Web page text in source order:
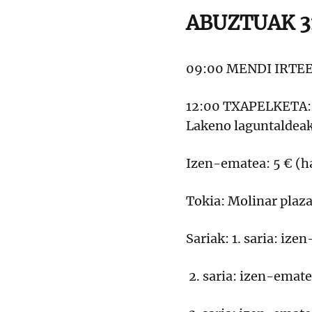
ABUZTUAK
09:00 MENDI
12:00
Lakeno
Izen-ematea: 5 €
Tokia: Molinar
Sariak: 1. saria:
2. saria: izen-